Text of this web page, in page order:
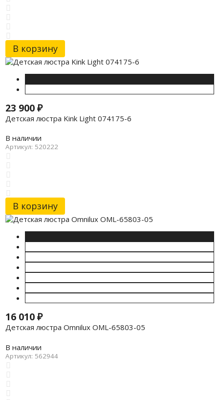
В корзину
23 900₽
Детская люстра Kink Light 074175-6
В наличии
Артикул: 520222
В корзину
16 010₽
Детская люстра Omnilux OML-65803-05
В наличии
Артикул: 562944